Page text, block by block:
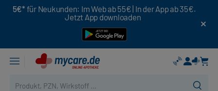
5€* für Neukunden: Im Web ab 55€ | In der App ab 35€.
Jetzt App downloaden